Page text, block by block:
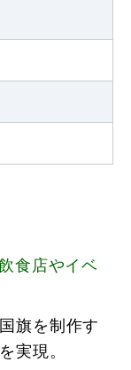
食店やイベ
旗を制作す
実現。